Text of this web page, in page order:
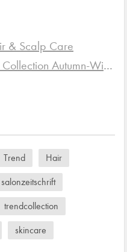
& Scalp Care
Autumn-Winter 2025/26
Trend Hair
salonzeitschrift
trendcollection
skincare